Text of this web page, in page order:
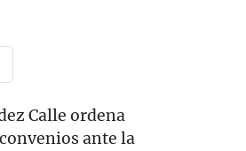
Calle ordena
ante la